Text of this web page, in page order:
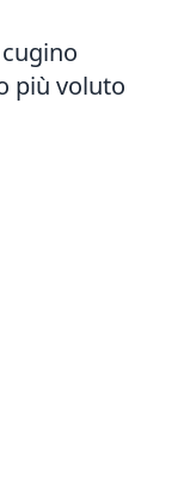
più voluto